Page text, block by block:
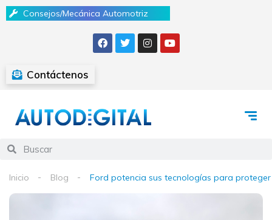
Consejos/Mecánica Automotriz
Contáctenos
Inicio Blog Ford potencia sus tecnologías para